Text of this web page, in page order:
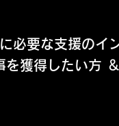
必要な支援のイ
獲得したい方